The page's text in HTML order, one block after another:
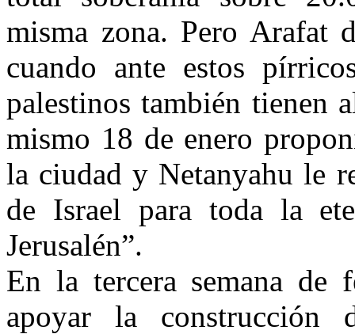
misma zona. Pero Arafat
cuando ante estos
palestinos también tienen
mismo 18 de enero
la ciudad y Netanyahu le
de Israel para toda la
Jerusalén”.
En la tercera semana de
apoyar la